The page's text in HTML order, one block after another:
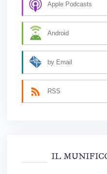
Apple Podcasts
Android
by Email
RSS
IL